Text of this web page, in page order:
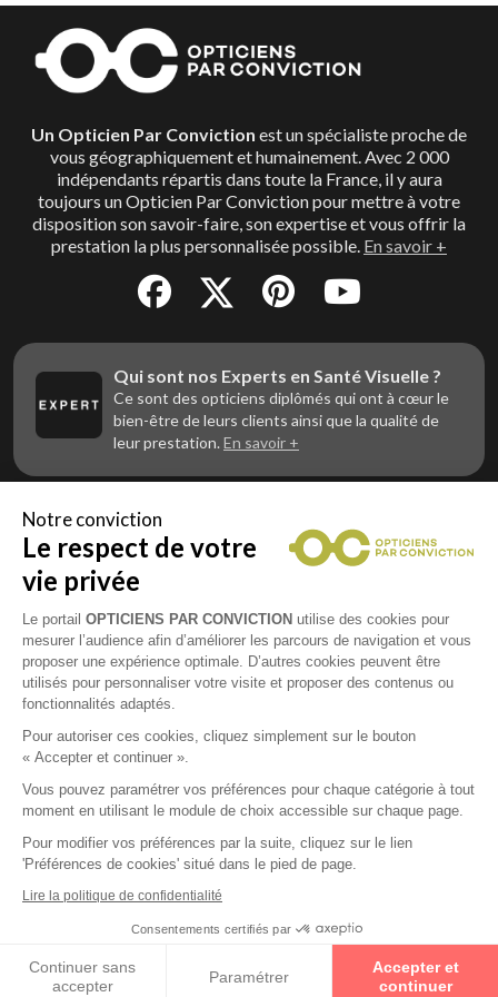
Le but des Opticiens Par Conviction n’est pas de vous
vendre des lunettes, mais de répondre en priorité à
votre besoin de santé. Ils vous garantissent une
adaptés, de grande qualité, pour le budget qui vous
correspond.
COLOMBES CARTE
Un Opticien Par Conviction est un spécialiste proche de
vous géographiquement et humainement. Avec 2 000
indépendants répartis dans toute la France, il y aura
toujours un Opticien Par Conviction pour mettre à votre
disposition son savoir-faire, son expertise et vous offrir la
prestation la plus personnalisée possible. En savoir +
Qui sont nos Experts en Santé Visuelle ?
Ce sont des opticiens diplômés qui ont à cœur le
bien-être de leurs clients ainsi que la qualité de
leur prestation. En savoir +
Vous êtes un professionnel de la vue et
vous souhaitez nous rejoindre ?
Contactez Alliance Optic, la centrale d’achats et
d’accompagnement des opticiens indépendants
2026 © Opticiens Par Conviction. Tous droits
réservés
Notre conviction
Le respect de votre
vie privée
Le portail OPTICIENS PAR CONVICTION utilise des cookies pour
mesurer l’audience afin d’améliorer les parcours de navigation et vous
proposer une expérience optimale. D’autres cookies peuvent être
utilisés pour personnaliser votre visite et proposer des contenus ou
fonctionnalités adaptés.
Pour autoriser ces cookies, cliquez simplement sur le bouton
« Accepter et continuer ».
Vous pouvez paramétrer vos préférences pour chaque catégorie à tout
moment en utilisant le module de choix accessible sur chaque page.
Pour modifier vos préférences par la suite, cliquez sur le lien
'Préférences de cookies' situé dans le pied de page.
Lire la politique de confidentialité
Consentements certifiés par
Continuer sans
accepter
Paramétrer
Accepter et
continuer